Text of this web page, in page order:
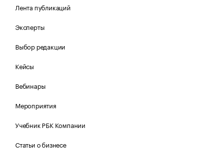
Лента публикаций
Эксперты
Выбор редакции
Кейсы
Вебинары
Мероприятия
Учебник РБК Компании
Статьи о бизнесе